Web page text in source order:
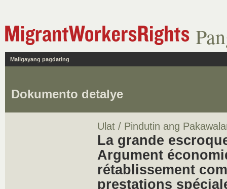
Maligayang pagdating
Dokumento detalye
Ulat / Pindutin ang
La grande
Argument
rétablissement
prestations